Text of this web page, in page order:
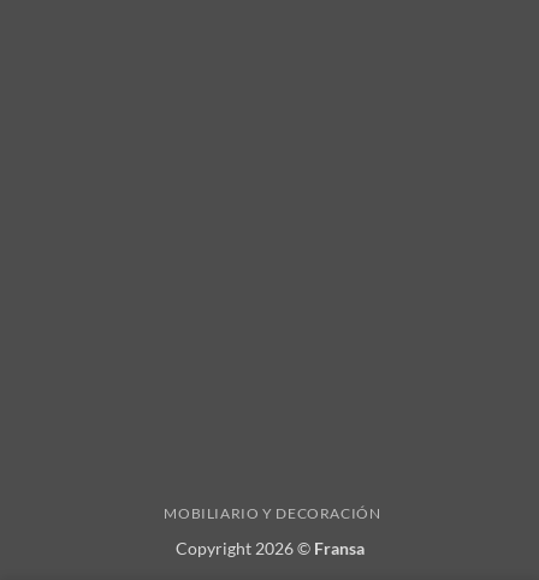
MOBILIARIO Y DECORACIÓN
Copyright 2026 © Fransa